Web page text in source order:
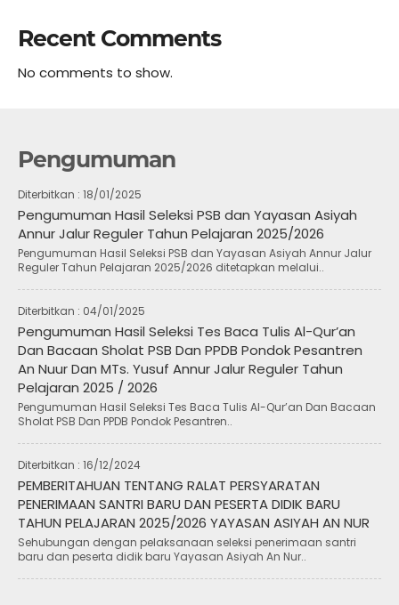
Recent Comments
No comments to show.
Pengumuman
Diterbitkan : 18/01/2025
Pengumuman Hasil Seleksi PSB dan Yayasan Asiyah
Annur Jalur Reguler Tahun Pelajaran 2025/2026
Pengumuman Hasil Seleksi PSB dan Yayasan Asiyah Annur Jalur
Reguler Tahun Pelajaran 2025/2026 ditetapkan melalui..
Diterbitkan : 04/01/2025
Pengumuman Hasil Seleksi Tes Baca Tulis Al-Qur’an
Dan Bacaan Sholat PSB Dan PPDB Pondok Pesantren
An Nuur Dan MTs. Yusuf Annur Jalur Reguler Tahun
Pelajaran 2025 / 2026
Pengumuman Hasil Seleksi Tes Baca Tulis Al-Qur’an Dan Bacaan
Sholat PSB Dan PPDB Pondok Pesantren..
Diterbitkan : 16/12/2024
PEMBERITAHUAN TENTANG RALAT PERSYARATAN
PENERIMAAN SANTRI BARU DAN PESERTA DIDIK BARU
TAHUN PELAJARAN 2025/2026 YAYASAN ASIYAH AN NUR
Sehubungan dengan pelaksanaan seleksi penerimaan santri
baru dan peserta didik baru Yayasan Asiyah An Nur..